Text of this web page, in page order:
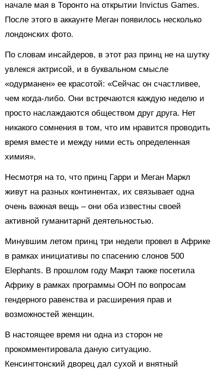
начале мая в Торонто на открытии Invictus Games.
После этого в аккаунте Меган появилось несколько
лондонских фото.
По словам инсайдеров, в этот раз принц не на шутку
увлекся актрисой, и в буквальном смысле
«одурманен» ее красотой: «Сейчас он счастливее,
чем когда-либо. Они встречаются каждую неделю и
просто наслаждаются обществом друг друга. Нет
никакого сомнения в том, что им нравится проводить
время вместе и между ними есть определенная
химия».
Несмотря на то, что принц Гарри и Меган Маркл
живут на разных континентах, их связывает одна
очень важная вещь – они оба известны своей
активной гуманитарнй деятельностью.
Минувшим летом принц три недели провел в Африке
в рамках инициативы по спасению слонов 500
Elephants. В прошлом году Макрл также посетила
Африку в рамках программы ООН по вопросам
гендерного равенства и расширения прав и
возможностей женщин.
В настоящее время ни одна из сторон не
прокомментировала даную ситуацию.
Кенсингтонский дворец дал сухой и внятный